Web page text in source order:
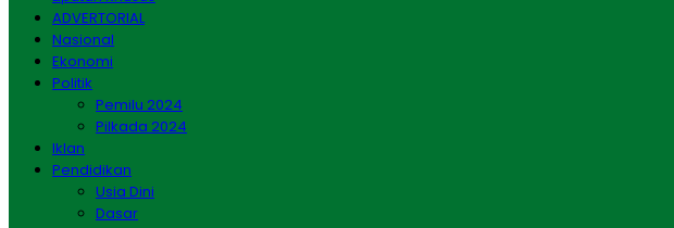
ADVERTORIAL
Nasional
Ekonomi
Politik
Pemilu 2024
Pilkada 2024
Iklan
Pendidikan
Usia Dini
Dasar